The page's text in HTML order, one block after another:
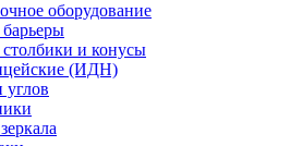
оборудование
и конусы
(ИДН)
углов